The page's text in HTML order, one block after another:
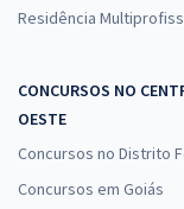
Residência
CONCURSOS NO
OESTE
Concursos no Distrito
Concursos em Goiás